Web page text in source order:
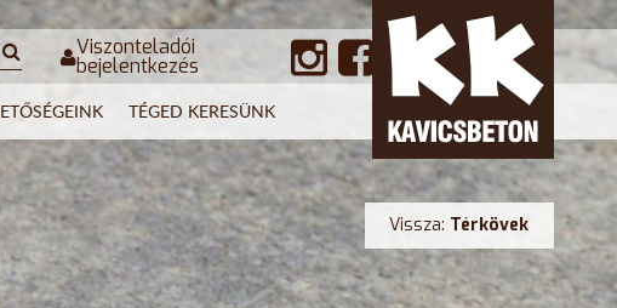
Viszonteladói
bejelentkezés
TÉGED KERESÜNK
Vissza: Térkövek